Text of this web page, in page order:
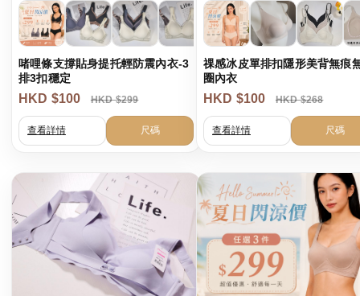
啫哩條支撐貼身提托輕防震內衣-3
排3扣穩定
HKD $100 HKD $299
查看詳情 尺碼
祼感冰皮單排扣隱形美背無痕
圈內衣
HKD $100 HKD $268
查看詳情 尺碼
港澳中文
English